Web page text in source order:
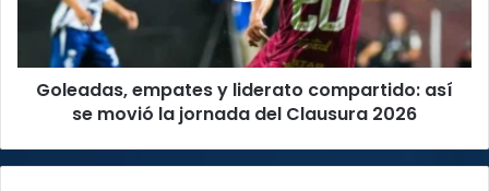
movió
la
jornada
Goleadas, empates y liderato compartido: así
se movió la jornada del Clausura 2026